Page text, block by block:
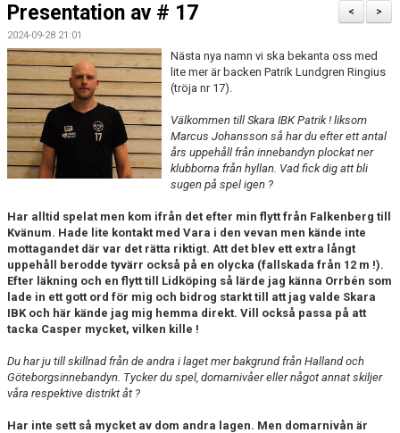
KRONMATCHEN
SERIETABELLER
MATCHVÄRDSKAP
TRÄNINGSSCHEMA
KALENDER
LÄNKAR
VÅRA LAG
WEBSHOP
MEDLEMSAVGIFTER
50/50 LOTTERI
>
<
Presentation av # 17
2024-09-28 21:01
Nästa nya namn vi ska bekanta oss med
lite mer är backen Patrik Lundgren Ringius
(tröja nr 17).
Välkommen till Skara IBK Patrik ! liksom
Marcus Johansson så har du efter ett antal
års uppehåll från innebandyn plockat ner
klubborna från hyllan. Vad fick dig att bli
sugen på spel igen ?
Har alltid spelat men kom ifrån det efter min flytt från Falkenberg till
Kvänum. Hade lite kontakt med Vara i den vevan men kände inte
mottagandet där var det rätta riktigt. Att det blev ett extra långt
uppehåll berodde tyvärr också på en olycka (fallskada från 12 m !).
Efter läkning och en flytt till Lidköping så lärde jag känna Orrbén som
lade in ett gott ord för mig och bidrog starkt till att jag valde Skara
IBK och här kände jag mig hemma direkt. Vill också passa på att
tacka Casper mycket, vilken kille !
Du har ju till skillnad från de andra i laget mer bakgrund från Halland och
Göteborgsinnebandyn. Tycker du spel, domarnivåer eller något annat skiljer
våra respektive distrikt åt ?
Har inte sett så mycket av dom andra lagen. Men domarnivån är